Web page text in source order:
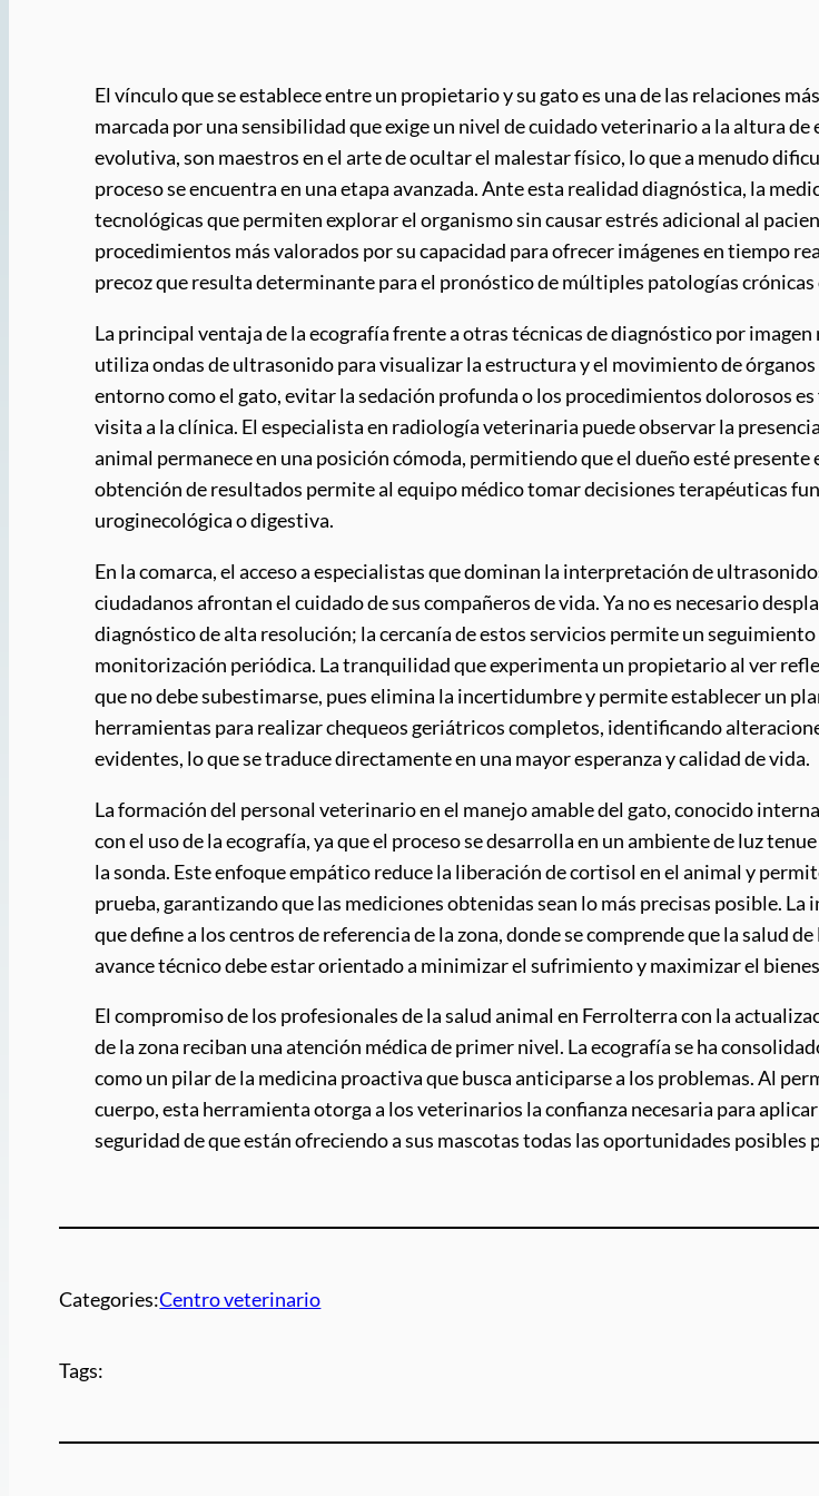
El vínculo que se establece entre un propietario y su gato es una de las relaciones
marcada por una sensibilidad que exige un nivel de cuidado veterinario a la altura
evolutiva, son maestros en el arte de ocultar el malestar físico, lo que a menudo
proceso se encuentra en una etapa avanzada. Ante esta realidad diagnóstica, la
tecnológicas que permiten explorar el organismo sin causar estrés adicional al
procedimientos más valorados por su capacidad para ofrecer imágenes en tiempo
precoz que resulta determinante para el pronóstico de múltiples patologías crónicas
La principal ventaja de la ecografía frente a otras técnicas de diagnóstico por
utiliza ondas de ultrasonido para visualizar la estructura y el movimiento de
entorno como el gato, evitar la sedación profunda o los procedimientos dolorosos
visita a la clínica. El especialista en radiología veterinaria puede observar la
animal permanece en una posición cómoda, permitiendo que el dueño esté presente
obtención de resultados permite al equipo médico tomar decisiones terapéuticas
uroginecológica o digestiva.
En la comarca, el acceso a especialistas que dominan la interpretación de
ciudadanos afrontan el cuidado de sus compañeros de vida. Ya no es necesario
diagnóstico de alta resolución; la cercanía de estos servicios permite un
monitorización periódica. La tranquilidad que experimenta un propietario al ver
que no debe subestimarse, pues elimina la incertidumbre y permite establecer un
herramientas para realizar chequeos geriátricos completos, identificando
evidentes, lo que se traduce directamente en una mayor esperanza y calidad de vida.
La formación del personal veterinario en el manejo amable del gato, conocido
con el uso de la ecografía, ya que el proceso se desarrolla en un ambiente de luz
la sonda. Este enfoque empático reduce la liberación de cortisol en el animal y
prueba, garantizando que las mediciones obtenidas sean lo más precisas posible.
que define a los centros de referencia de la zona, donde se comprende que la salud
avance técnico debe estar orientado a minimizar el sufrimiento y maximizar el
El compromiso de los profesionales de la salud animal en Ferrolterra con la
de la zona reciban una atención médica de primer nivel. La ecografía se ha
como un pilar de la medicina proactiva que busca anticiparse a los problemas. Al
cuerpo, esta herramienta otorga a los veterinarios la confianza necesaria para
seguridad de que están ofreciendo a sus mascotas todas las oportunidades
Categories:Centro veterinario
Tags: